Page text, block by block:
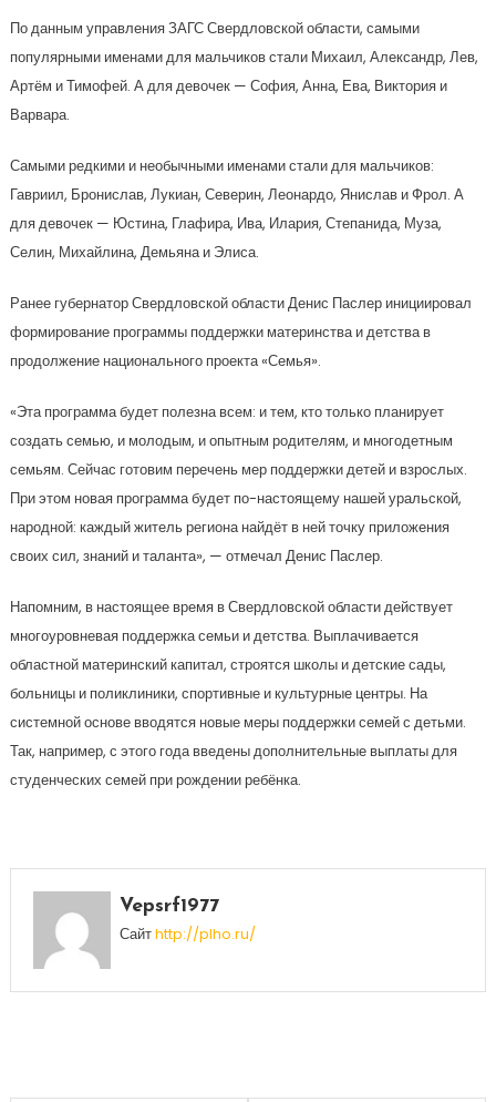
По данным управления ЗАГС Свердловской области, самыми
популярными именами для мальчиков стали Михаил, Александр, Лев,
Артём и Тимофей. А для девочек — София, Анна, Ева, Виктория и
Варвара.
Самыми редкими и необычными именами стали для мальчиков:
Гавриил, Бронислав, Лукиан, Северин, Леонардо, Янислав и Фрол. А
для девочек — Юстина, Глафира, Ива, Илария, Степанида, Муза,
Селин, Михайлина, Демьяна и Элиса.
Ранее губернатор Свердловской области Денис Паслер инициировал
формирование программы поддержки материнства и детства в
продолжение национального проекта «Семья».
«Эта программа будет полезна всем: и тем, кто только планирует
создать семью, и молодым, и опытным родителям, и многодетным
семьям. Сейчас готовим перечень мер поддержки детей и взрослых.
При этом новая программа будет по-настоящему нашей уральской,
народной: каждый житель региона найдёт в ней точку приложения
своих сил, знаний и таланта», — отмечал Денис Паслер.
Напомним, в настоящее время в Свердловской области действует
многоуровневая поддержка семьи и детства. Выплачивается
областной материнский капитал, строятся школы и детские сады,
больницы и поликлиники, спортивные и культурные центры. На
системной основе вводятся новые меры поддержки семей с детьми.
Так, например, с этого года введены дополнительные выплаты для
студенческих семей при рождении ребёнка.
Vepsrf1977
Сайтhttp://plho.ru/